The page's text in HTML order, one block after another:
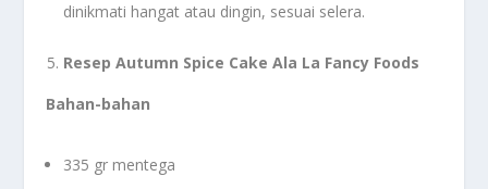
dinikmati hangat atau dingin, sesuai selera.
Resep Autumn Spice Cake Ala La Fancy Foods
Bahan-bahan
335 gr mentega